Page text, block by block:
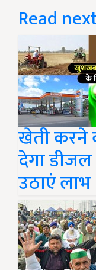
Read
खेती करने
देगा
उठाएं लाभ